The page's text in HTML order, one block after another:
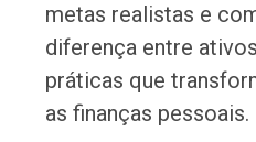
metas realistas e
diferença entre
práticas que
as finanças pessoais.